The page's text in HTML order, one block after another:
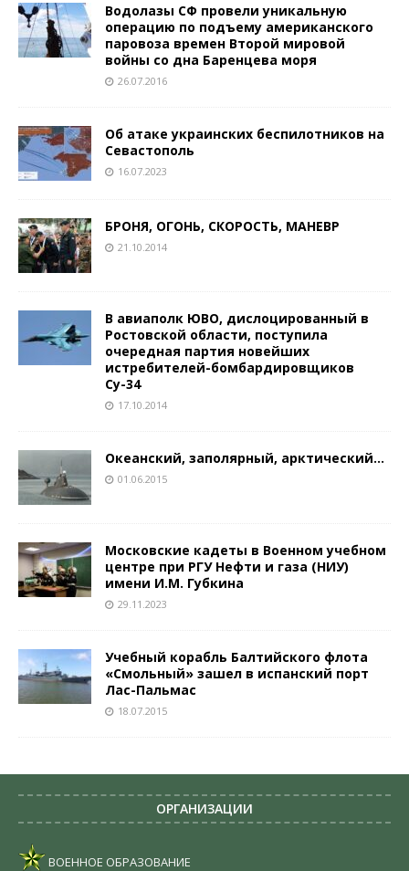
Водолазы СФ провели уникальную
операцию по подъему американского
паровоза времен Второй мировой
войны со дна Баренцева моря
26.07.2016
Об атаке украинских беспилотников на
Севастополь
16.07.2023
БРОНЯ, ОГОНЬ, СКОРОСТЬ, МАНЕВР
21.10.2014
В авиаполк ЮВО, дислоцированный в
Ростовской области, поступила
очередная партия новейших
истребителей-бомбардировщиков
Су-34
17.10.2014
Океанский, заполярный, арктический…
01.06.2015
Московские кадеты в Военном учебном
центре при РГУ Нефти и газа (НИУ)
имени И.М. Губкина
29.11.2023
Учебный корабль Балтийского флота
«Смольный» зашел в испанский порт
Лас-Пальмас
18.07.2015
ОРГАНИЗАЦИИ
ВОЕННОЕ ОБРАЗОВАНИЕ